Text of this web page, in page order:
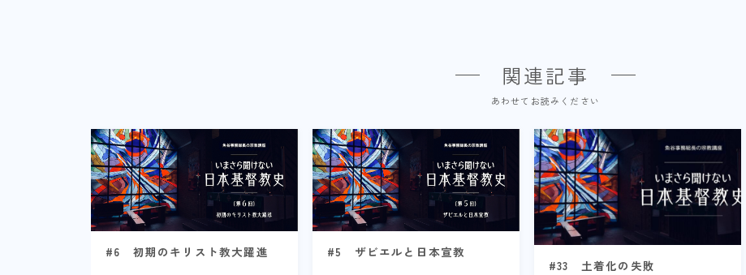
関連記事
あわせてお読みください
#6 初期のキリスト教大躍進 #5 ザビエルと日本宣教
#33 土着化の失敗